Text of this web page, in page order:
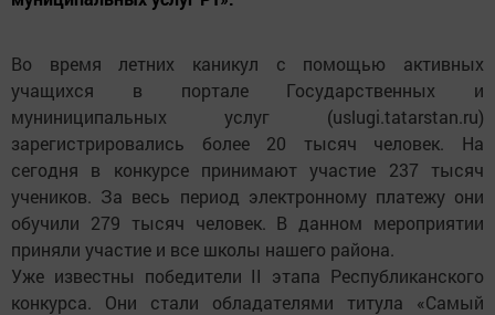
Во время летних каникул с помощью активных
учащихся в портале Государственных и
муниниципальных услуг (uslugi.tatarstan.ru)
зарегистрировались более 20 тысяч человек. На
сегодня в конкурсе принимают участие 237 тысяч
учеников. За весь период электронному платежу они
обучили 279 тысяч человек. В данном мероприятии
приняли участие и все школы нашего района.
Уже известны победители II этапа Республиканского
конкурса. Они стали обладателями титула «Самый